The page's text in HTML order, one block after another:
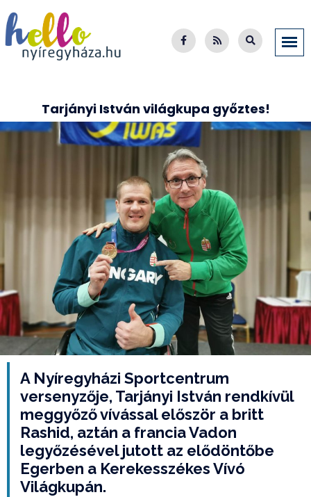
Tarjányi István világkupa győztes!
A Nyíregyházi Sportcentrum
versenyzője, Tarjányi István rendkívül
meggyőző vívással először a britt
Rashid, aztán a francia Vadon
legyőzésével jutott az elődöntőbe
Egerben a Kerekesszékes Vívó
Világkupán.